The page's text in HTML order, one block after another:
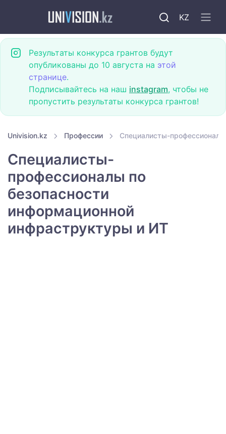
KZ
Результаты конкурса грантов будут
опубликованы до 10 августа на этой
странице.
Подписывайтесь на наш instagram, чтобы не
пропустить результаты конкурса грантов!
Univision.kz Профессии Специалисты-
Специалисты-
профессионалы по
безопасности
информационной
инфраструктуры и ИТ